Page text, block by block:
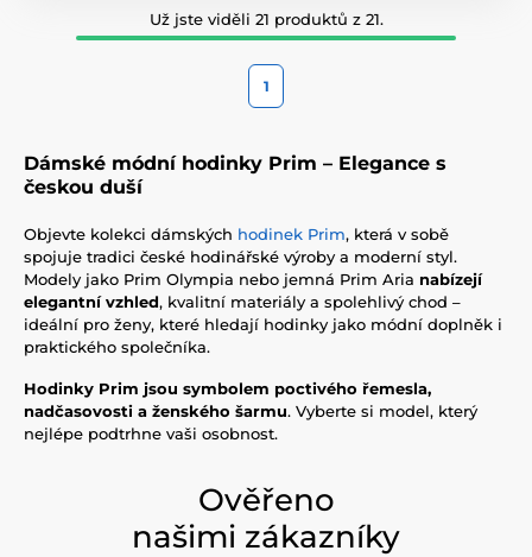
Už jste viděli 21 produktů z 21.
1
Dámské módní hodinky Prim – Elegance s
českou duší
Objevte kolekci dámských hodinek Prim, která v sobě
spojuje tradici české hodinářské výroby a moderní styl.
Modely jako Prim Olympia nebo jemná Prim Aria nabízejí
elegantní vzhled, kvalitní materiály a spolehlivý chod –
ideální pro ženy, které hledají hodinky jako módní doplněk i
praktického společníka.
Hodinky Prim jsou symbolem poctivého řemesla,
nadčasovosti a ženského šarmu. Vyberte si model, který
nejlépe podtrhne vaši osobnost.
Ověřeno
našimi zákazníky